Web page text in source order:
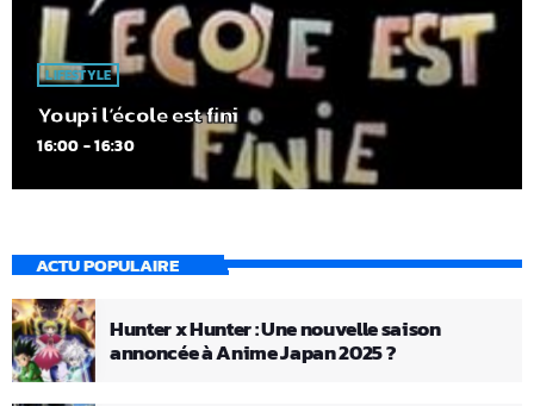
LIFESTYLE
Youpi l’école est fini
16:00 - 16:30
ACTU POPULAIRE
Hunter x Hunter : Une nouvelle saison
annoncée à Anime Japan 2025 ?